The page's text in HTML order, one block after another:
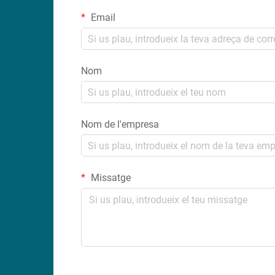
Email
Nom
Nom de l'empresa
Missatge